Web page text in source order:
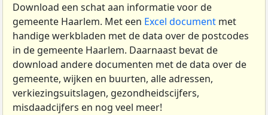
Download een schat aan informatie voor de
gemeente Haarlem. Met een Excel document met
handige werkbladen met de data over de postcodes
in de gemeente Haarlem. Daarnaast bevat de
download andere documenten met de data over de
gemeente, wijken en buurten, alle adressen,
verkiezingsuitslagen, gezondheidscijfers,
misdaadcijfers en nog veel meer!